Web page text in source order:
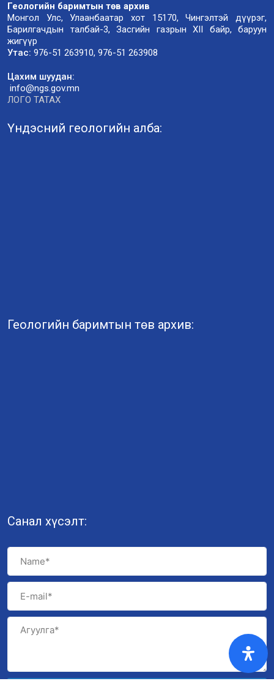
Геологийн баримтын төв архив
Монгол Улс, Улаанбаатар хот 15170, Чингэлтэй дүүрэг,
Барилгачдын талбай-3, Засгийн газрын XII байр, баруун
жигүүр
Утас: 976-51 263910, 976-51 263908
Цахим шуудан:
info@ngs.gov.mn
ЛОГО ТАТАХ
Үндэсний геологийн алба:
Геологийн баримтын төв архив:
Санал хүсэлт: